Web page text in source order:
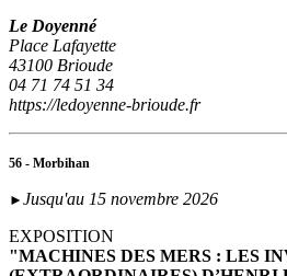
Le Doyenné
Place Lafayette
43100 Brioude
04 71 74 51 34
https://ledoyenne-brioude.fr
56 - Morbihan
► Jusqu'au 15 novembre 2026
EXPOSITION
"MACHINES DES MERS : LES